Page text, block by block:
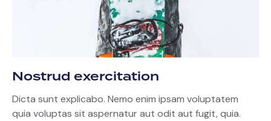
Nostrud exercitation
Dicta sunt explicabo. Nemo enim ipsam voluptatem
quia voluptas sit aspernatur aut odit aut fugit, quia.